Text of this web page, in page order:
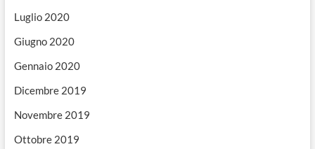
Luglio 2020
Giugno 2020
Gennaio 2020
Dicembre 2019
Novembre 2019
Ottobre 2019